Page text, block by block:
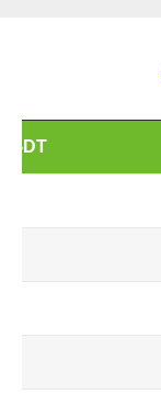
DT- آلة التنظيف بالليزر QXS